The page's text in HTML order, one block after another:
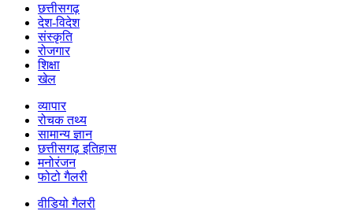
छत्तीसगढ़
देश-विदेश
संस्कृति
रोजगार
शिक्षा
खेल
व्यापार
रोचक तथ्य
सामान्य ज्ञान
छत्तीसगढ़ इतिहास
मनोरंजन
फोटो गैलरी
वीडियो गैलरी